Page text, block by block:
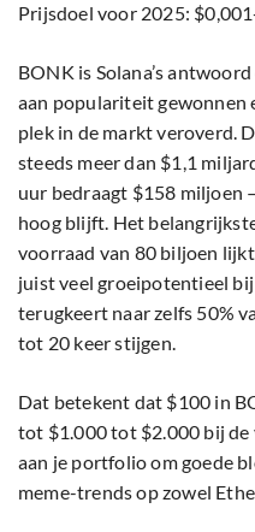
Prijsdoel voor 2025:
BONK is Solana’s
aan populariteit gewonnen
plek in de markt veroverd.
steeds meer dan $1,1
uur bedraagt $158 miljoen
hoog blijft. Het
voorraad van 80 biljoen
juist veel groeipotentieel
terugkeert naar zelfs 50%
tot 20 keer stijgen.
Dat betekent dat $100 in
tot $1.000 tot $2.000 bij de
aan je portfolio om goede
meme-trends op zowel